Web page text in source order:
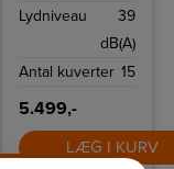
plads til 15
Lydniveau
39
dB(A)
Antal kuverter 15
5.499,-
LÆG I KURV